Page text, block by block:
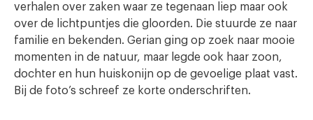
verhalen over zaken waar ze tegenaan liep maar ook
over de lichtpuntjes die gloorden. Die stuurde ze naar
familie en bekenden. Gerian ging op zoek naar mooie
momenten in de natuur, maar legde ook haar zoon,
dochter en hun huiskonijn op de gevoelige plaat vast.
Bij de foto’s schreef ze korte onderschriften.